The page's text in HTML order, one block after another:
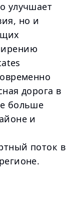
улучшает
но и
дорога в
больше
и
поток в